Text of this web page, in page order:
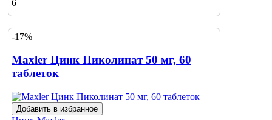
6
-17%
Maxler Цинк Пиколинат 50 мг, 60
таблеток
Добавить в избранное